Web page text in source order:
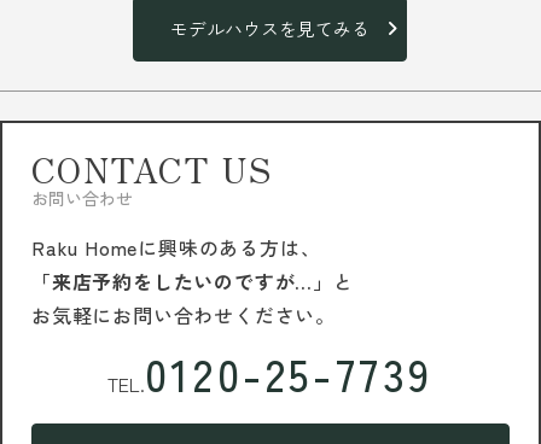
モデルハウスを見てみる
CONTACT US
お問い合わせ
Raku Homeに興味のある方は、
「来店予約をしたいのですが…」 と
お気軽にお問い合わせください。
TEL.0120-25-7739